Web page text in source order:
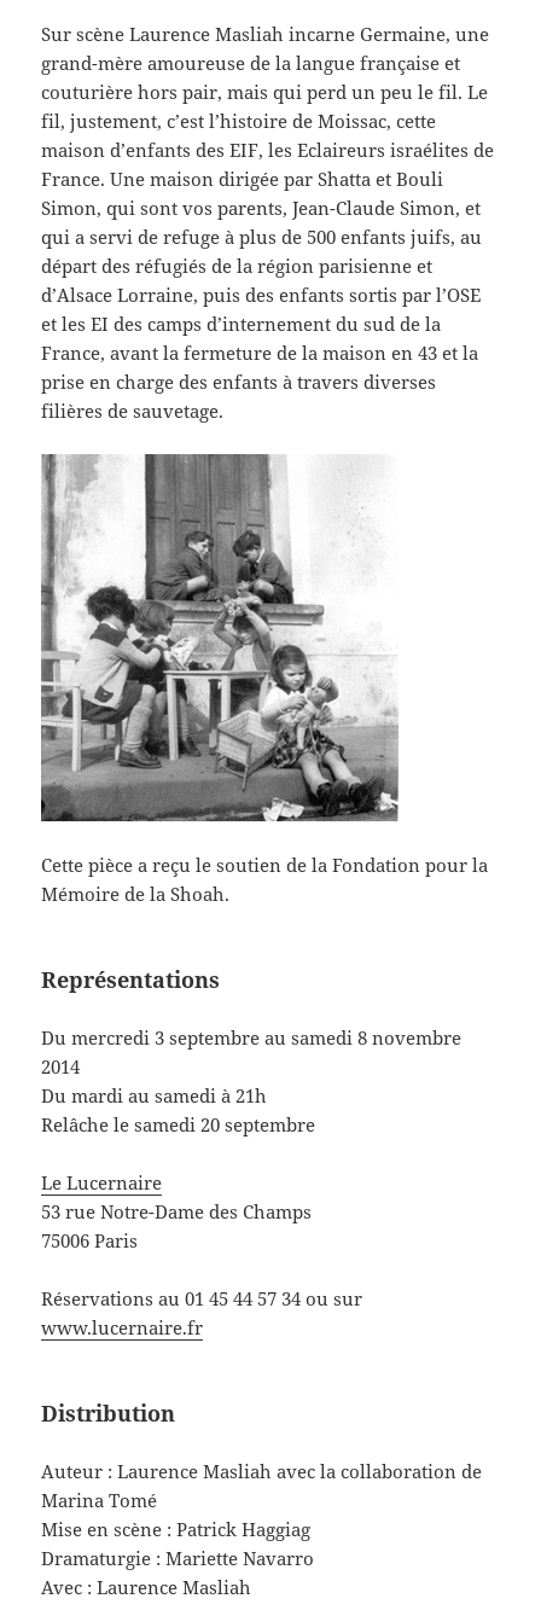
Sur scène Laurence Masliah incarne Germaine, une
grand-mère amoureuse de la langue française et
couturière hors pair, mais qui perd un peu le fil. Le
fil, justement, c’est l’histoire de Moissac, cette
maison d’enfants des EIF, les Eclaireurs israélites de
France. Une maison dirigée par Shatta et Bouli
Simon, qui sont vos parents, Jean-Claude Simon, et
qui a servi de refuge à plus de 500 enfants juifs, au
départ des réfugiés de la région parisienne et
d’Alsace Lorraine, puis des enfants sortis par l’OSE
et les EI des camps d’internement du sud de la
France, avant la fermeture de la maison en 43 et la
prise en charge des enfants à travers diverses
filières de sauvetage.
Cette pièce a reçu le soutien de la Fondation pour la
Mémoire de la Shoah.
Représentations
Du mercredi 3 septembre au samedi 8 novembre
2014
Du mardi au samedi à 21h
Relâche le samedi 20 septembre
Le Lucernaire
53 rue Notre-Dame des Champs
75006 Paris
Réservations au 01 45 44 57 34 ou sur
www.lucernaire.fr
Distribution
Auteur : Laurence Masliah avec la collaboration de
Marina Tomé
Mise en scène : Patrick Haggiag
Dramaturgie : Mariette Navarro
Avec : Laurence Masliah